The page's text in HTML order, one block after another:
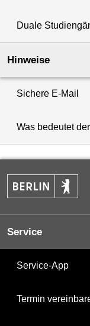
Duale
Hinweise
Sichere E-Mail
Was bedeutet
Service
Service-App
Termin